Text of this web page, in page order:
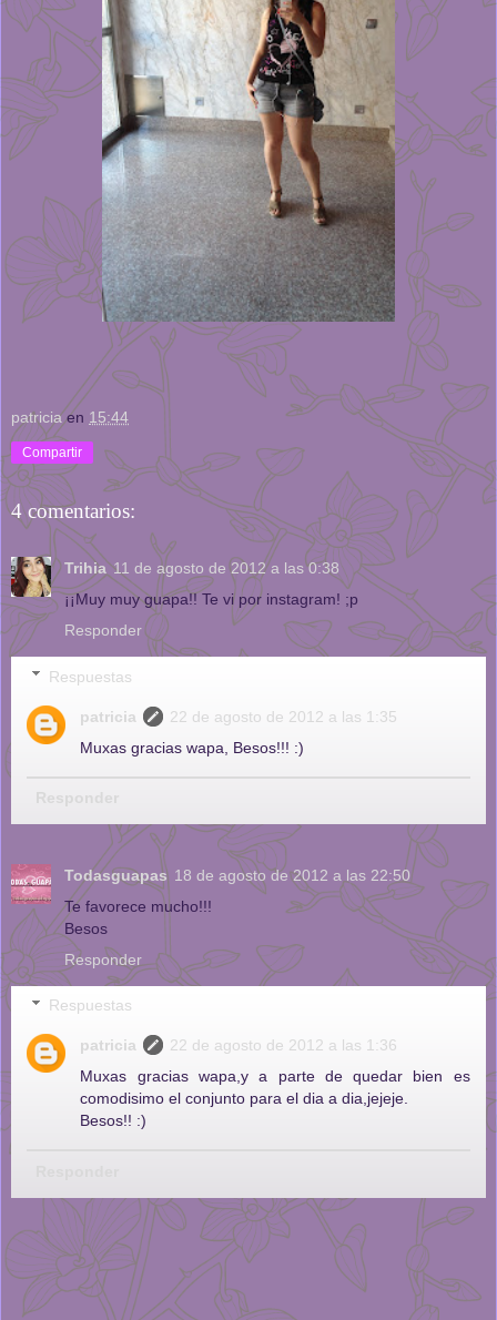
patricia en 15:44
Compartir
4 comentarios:
Trihia 11 de agosto de 2012 a las 0:38
¡¡Muy muy guapa!! Te vi por instagram! ;p
Responder
Respuestas
patricia
22 de agosto de 2012 a las 1:35
Muxas gracias wapa, Besos!!! :)
Todasguapas 18 de agosto de 2012 a las 22:50
Te favorece mucho!!!
Besos
Responder
Respuestas
patricia
22 de agosto de 2012 a las 1:36
Muxas gracias wapa,y a parte de quedar bien es
comodisimo el conjunto para el dia a dia,jejeje.
Besos!! :)